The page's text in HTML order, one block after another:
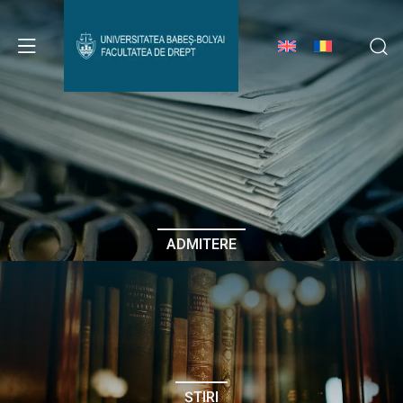
Avizier Studenți
Studii
Admitere
Erasmus & Internațional
Despre Facultate
ADMITERE
ȘTIRI